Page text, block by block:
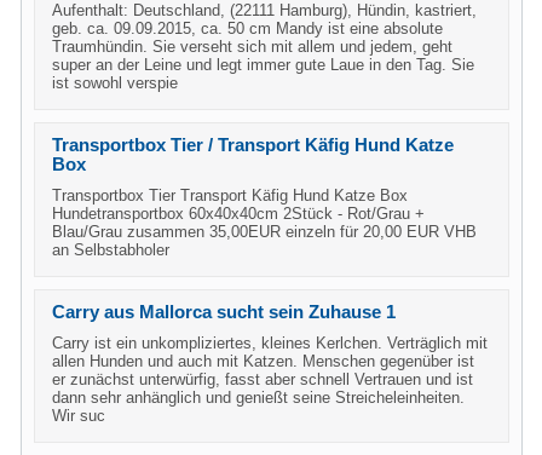
Aufenthalt: Deutschland, (22111 Hamburg), Hündin, kastriert,
geb. ca. 09.09.2015, ca. 50 cm Mandy ist eine absolute
Traumhündin. Sie verseht sich mit allem und jedem, geht
super an der Leine und legt immer gute Laue in den Tag. Sie
ist sowohl verspie
Transportbox Tier / Transport Käfig Hund Katze
Box
Transportbox Tier Transport Käfig Hund Katze Box
Hundetransportbox 60x40x40cm 2Stück - Rot/Grau +
Blau/Grau zusammen 35,00EUR einzeln für 20,00 EUR VHB
an Selbstabholer
Carry aus Mallorca sucht sein Zuhause 1
Carry ist ein unkompliziertes, kleines Kerlchen. Verträglich mit
allen Hunden und auch mit Katzen. Menschen gegenüber ist
er zunächst unterwürfig, fasst aber schnell Vertrauen und ist
dann sehr anhänglich und genießt seine Streicheleinheiten.
Wir suc